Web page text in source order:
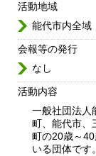
活動地域
能代市内全域
会報等の発行
なし
活動内容
一般社団法人
町、能代市、
町の20歳～
いる団体です。